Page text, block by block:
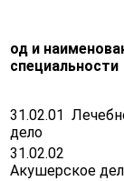
од и
специальности
31.02.01
дело
31.02.02
Акушерское